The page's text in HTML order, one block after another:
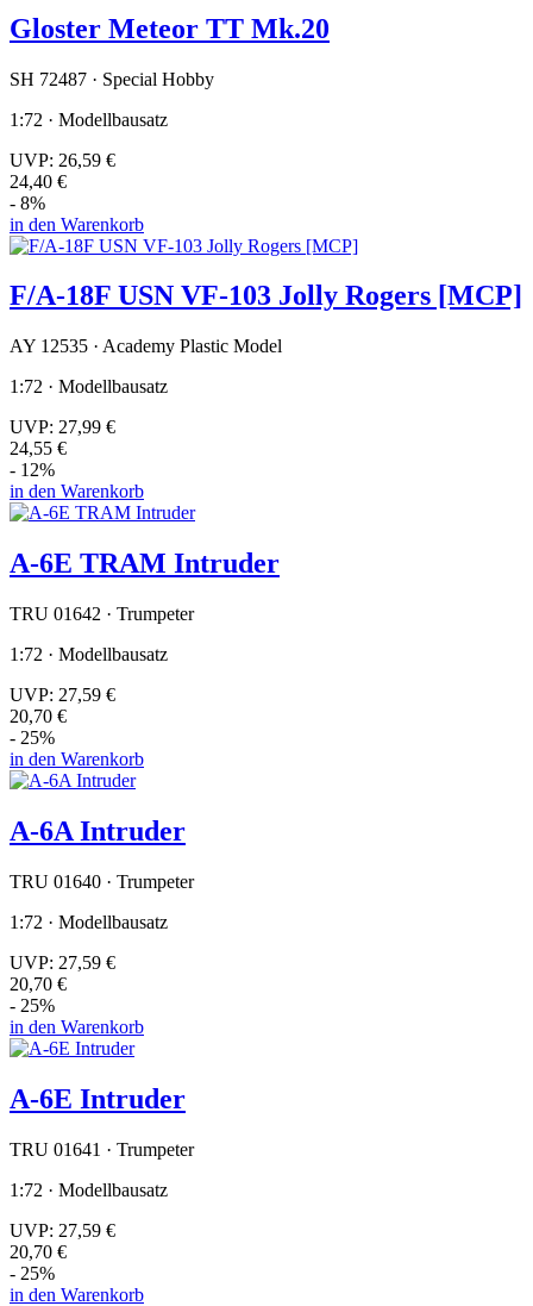
Gloster Meteor TT Mk.20
SH 72487 · Special Hobby
1:72 · Modellbausatz
UVP: 26,59 €
24,40 €
- 8%
in den Warenkorb
F/A-18F USN VF-103 Jolly Rogers [MCP]
AY 12535 · Academy Plastic Model
1:72 · Modellbausatz
UVP: 27,99 €
24,55 €
- 12%
in den Warenkorb
A-6E TRAM Intruder
TRU 01642 · Trumpeter
1:72 · Modellbausatz
UVP: 27,59 €
20,70 €
- 25%
in den Warenkorb
A-6A Intruder
TRU 01640 · Trumpeter
1:72 · Modellbausatz
UVP: 27,59 €
20,70 €
- 25%
in den Warenkorb
A-6E Intruder
TRU 01641 · Trumpeter
1:72 · Modellbausatz
UVP: 27,59 €
20,70 €
- 25%
in den Warenkorb